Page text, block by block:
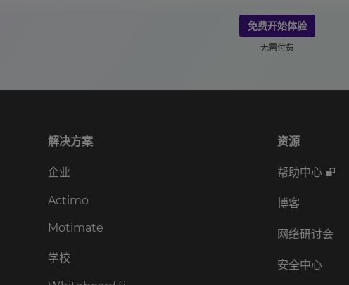
免费开始体验
无需付费
解决方案
企业
Actimo
Motimate
学校
资源
帮助中心
博客
网络研讨会
安全中心